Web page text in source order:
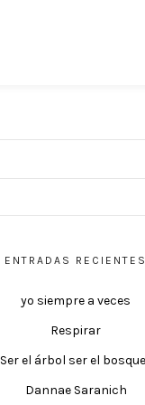
ENTRADAS RECIENTES
yo siempre a veces
Respirar
Ser el árbol ser el
Dannae Saranich